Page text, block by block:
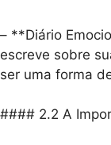
– **Diário
escreve sobre
ser uma forma
#### 2.2 A